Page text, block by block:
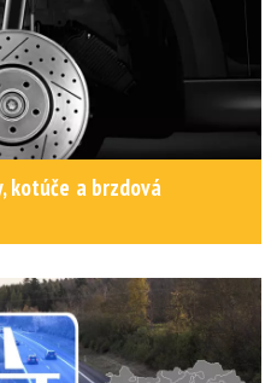
kotúče a brzdová